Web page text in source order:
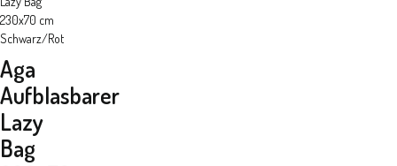
230x70 cm
Schwarz/Rot
Aga
Aufblasbarer
Lazy
Bag